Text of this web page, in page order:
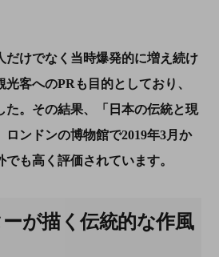
だけでなく当時爆発的に増え続け
光客へのPRも目的としており、
た。その結果、「日本の伝統と現
ロンドンの博物館で2019年3月か
も高く評価されています。
が描く伝統的な作風